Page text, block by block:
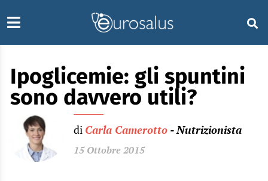
Ipoglicemie: gli spuntini
sono davvero utili?
di Carla Camerotto - Nutrizionista
15 Ottobre 2015